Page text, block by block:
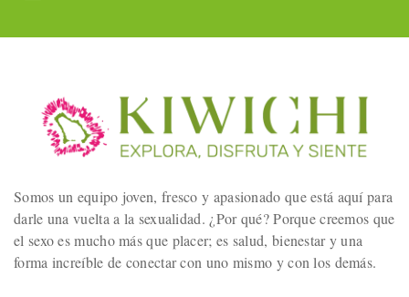
Somos un equipo joven, fresco y apasionado que está aquí para
darle una vuelta a la sexualidad. ¿Por qué? Porque creemos que
el sexo es mucho más que placer; es salud, bienestar y una
forma increíble de conectar con uno mismo y con los demás.